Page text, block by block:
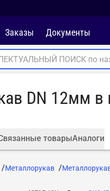
Заказы Документы
DN 12мм
товарыАналоги
Металлорукав